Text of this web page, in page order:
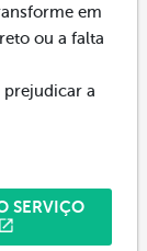
em
ou a falta
prejudicar a
SERVIÇO